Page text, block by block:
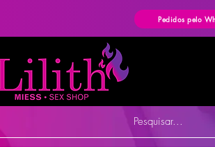
Pedidos pelo
Pesquisar...